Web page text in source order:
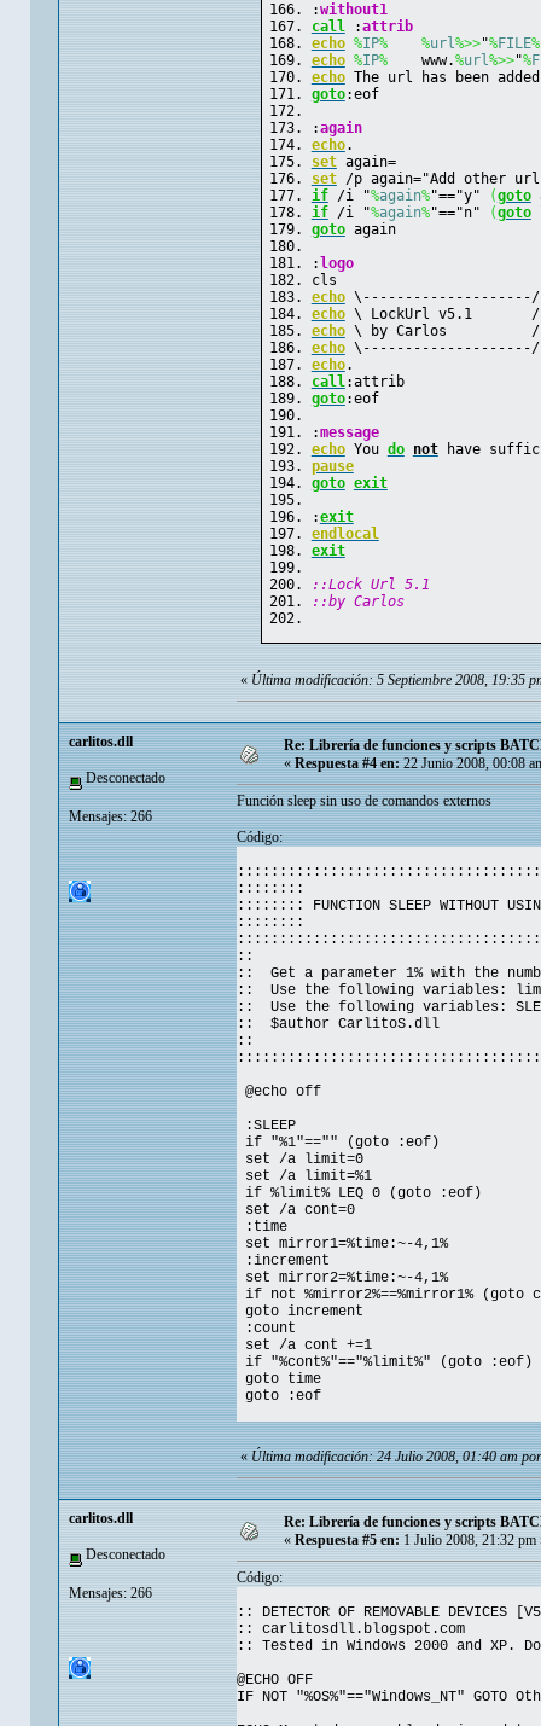
:without1
call :attrib
echo %IP% %url%>>"%FILE%
echo %IP% www.%url%>>"%
echo The url has been
goto:eof
:again
echo.
set again=
set /p again="Add other
if /i "%again%"=="y" (goto
if /i "%again%"=="n" (goto
goto again
: logo
cls
echo \--------------------/
echo \ LockUrl v5.1       /
echo \ by Carlos          /
echo \--------------------/
echo.
call:attrib
goto:eof
:message
echo You do not have
pause
goto exit
:exit
endlocal
exit
::Lock Url 5.1
::by Carlos
« Última modificación: 5 Septiembre 2008, 19:35
carlitos.dll
Desconectado
Mensajes: 266
Re: Librería de funciones y scripts
«Respuesta #4 en:22 Junio 2008, 00:08
Función sleep sin uso de comandos externos
Código:
::::::::
:::::::: FUNCTION SLEEP WITHOUT
::::::::
::
:: Get a parameter 1% with the
:: Use the following variables:
:: Use the following variables:
:: $author
::
@echo off
:SLEEP
if "%1"=="" (goto :eof)
set /a limit=0
set /a limit=%1
if %limit% LEQ 0 (goto :eof)
set /a cont=0
:time
set mirror1=%time:~-4,1%
:increment
set mirror2=%time:~-4,1%
if not %mirror2%==%mirror1% (goto
goto increment
:count
set /a cont +=1
if "%cont%"=="%limit%" (goto :eof)
goto time
goto :eof
«Última modificación: 24 Julio 2008, 01:40 am
carlitos.dll
Desconectado
Mensajes: 266
Re: Librería de funciones y scripts
« Respuesta #5 en: 1 Julio 2008, 21:32 pm
Código:
:: DETECTOR OF REMOVABLE
:: carlitosdll.blogspot.com
:: Tested in Windows 2000 and XP.
@ECHO OFF
IF NOT "%OS%"=="Windows_NT" GOTO